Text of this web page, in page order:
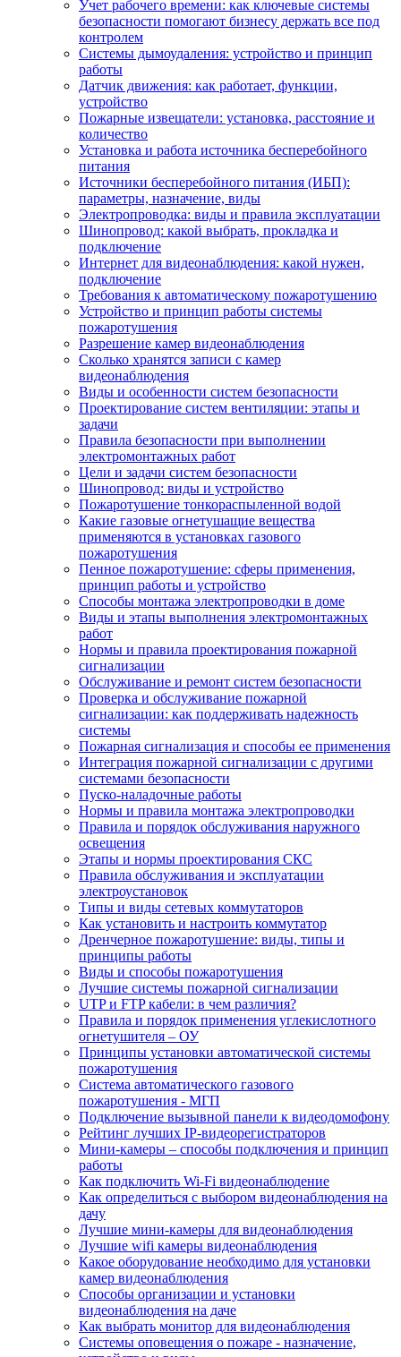
Учет рабочего времени: как ключевые системы
безопасности помогают бизнесу держать все под
контролем
Системы дымоудаления: устройство и принцип
работы
Датчик движения: как работает, функции,
устройство
Пожарные извещатели: установка, расстояние и
количество
Установка и работа источника бесперебойного
питания
Источники бесперебойного питания (ИБП):
параметры, назначение, виды
Электропроводка: виды и правила эксплуатации
Шинопровод: какой выбрать, прокладка и
подключение
Интернет для видеонаблюдения: какой нужен,
подключение
Требования к автоматическому пожаротушению
Устройство и принцип работы системы
пожаротушения
Разрешение камер видеонаблюдения
Сколько хранятся записи с камер
видеонаблюдения
Виды и особенности систем безопасности
Проектирование систем вентиляции: этапы и
задачи
Правила безопасности при выполнении
электромонтажных работ
Цели и задачи систем безопасности
Шинопровод: виды и устройство
Пожаротушение тонкораспыленной водой
Какие газовые огнетушащие вещества
применяются в установках газового
пожаротушения
Пенное пожаротушение: сферы применения,
принцип работы и устройство
Способы монтажа электропроводки в доме
Виды и этапы выполнения электромонтажных
работ
Нормы и правила проектирования пожарной
сигнализации
Обслуживание и ремонт систем безопасности
Проверка и обслуживание пожарной
сигнализации: как поддерживать надежность
системы
Пожарная сигнализация и способы ее применения
Интеграция пожарной сигнализации с другими
системами безопасности
Пуско-наладочные работы
Нормы и правила монтажа электропроводки
Правила и порядок обслуживания наружного
освещения
Этапы и нормы проектирования СКС
Правила обслуживания и эксплуатации
электроустановок
Типы и виды сетевых коммутаторов
Как установить и настроить коммутатор
Дренчерное пожаротушение: виды, типы и
принципы работы
Виды и способы пожаротушения
Лучшие системы пожарной сигнализации
UTP и FTP кабели: в чем различия?
Правила и порядок применения углекислотного
огнетушителя – ОУ
Принципы установки автоматической системы
пожаротушения
Система автоматического газового
пожаротушения - МГП
Подключение вызывной панели к видеодомофону
Рейтинг лучших IP-видеорегистраторов
Мини-камеры – способы подключения и принцип
работы
Как подключить Wi-Fi видеонаблюдение
Как определиться с выбором видеонаблюдения на
дачу
Лучшие мини-камеры для видеонаблюдения
Лучшие wifi камеры видеонаблюдения
Какое оборудование необходимо для установки
камер видеонаблюдения
Способы организации и установки
видеонаблюдения на даче
Как выбрать монитор для видеонаблюдения
Системы оповещения о пожаре - назначение,